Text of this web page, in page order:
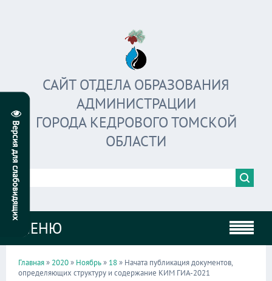
САЙТ ОТДЕЛА ОБРАЗОВАНИЯ
АДМИНИСТРАЦИИ
ГОРОДА КЕДРОВОГО ТОМСКОЙ
ОБЛАСТИ
МЕНЮ
Главная» 2020» Ноябрь» 18» Начата публикация документов,
определяющих структуру и содержание КИМ ГИА-2021